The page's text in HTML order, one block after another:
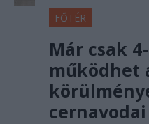
FŐTÉR
Már csak
működhet